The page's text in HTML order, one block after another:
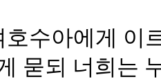
수아에게 이
묻되 너희는